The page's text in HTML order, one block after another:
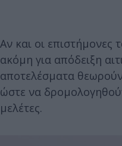
Αν και οι επιστήμονες
ακόμη για απόδειξη
αποτελέσματα
ώστε να
μελέτες.